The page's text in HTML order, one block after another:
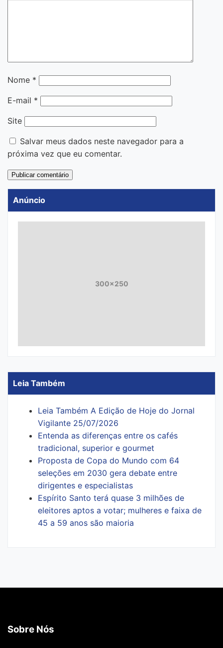
Nome *
E-mail *
Site
Salvar meus dados neste navegador para a
próxima vez que eu comentar.
Anúncio
300x250
Leia Também
Leia Também A Edição de Hoje do Jornal
Vigilante 25/07/2026
Entenda as diferenças entre os cafés
tradicional, superior e gourmet
Proposta de Copa do Mundo com 64
seleções em 2030 gera debate entre
dirigentes e especialistas
Espírito Santo terá quase 3 milhões de
eleitores aptos a votar; mulheres e faixa de
45 a 59 anos são maioria
Sobre Nós